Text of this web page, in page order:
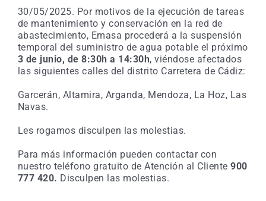
30/05/2025. Por motivos de la ejecución de tareas
de mantenimiento y conservación en la red de
abastecimiento, Emasa procederá a la suspensión
temporal del suministro de agua potable el próximo
3 de junio, de 8:30h a 14:30h, viéndose afectados
las siguientes calles del distrito Carretera de Cádiz:
Garcerán, Altamira, Arganda, Mendoza, La Hoz, Las
Navas.
Les rogamos disculpen las molestias.
Para más información pueden contactar con
nuestro teléfono gratuito de Atención al Cliente900
777 420. Disculpen las molestias.